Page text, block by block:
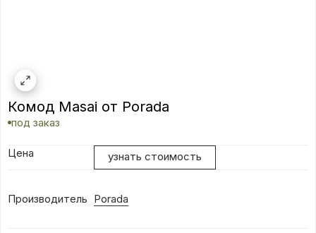
Комод Masai от Porada
под заказ
Цена узнать стоимость
Производитель Porada